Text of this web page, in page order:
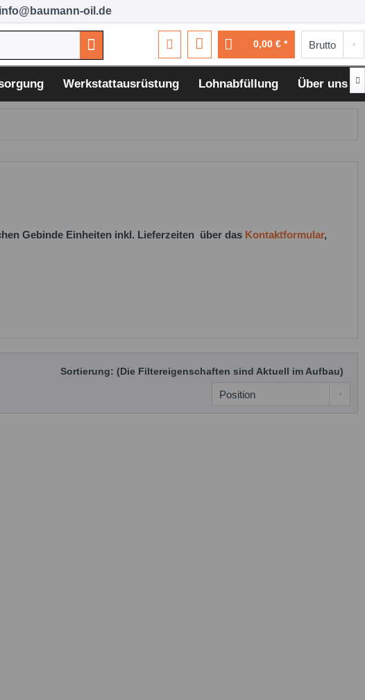
info@baumann-oil.de
0,00 € *
Werkstattausrüstung Lohnabfüllung Über uns 
Gebinde Einheiten inkl. Lieferzeiten über das Kontaktformular,
Sortierung: (Die Filtereigenschaften sind Aktuell im Aufbau)